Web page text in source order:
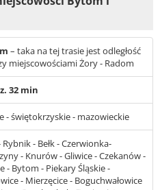
– taka na tej trasie jest odległość
miejscowościami Żory - Radom
32 min
- świętokrzyskie - mazowieckie
- Bełk - Czerwionka-
- Knurów - Gliwice - Czekanów -
- Bytom - Piekary Śląskie -
- Mierzęcice - Boguchwałowice